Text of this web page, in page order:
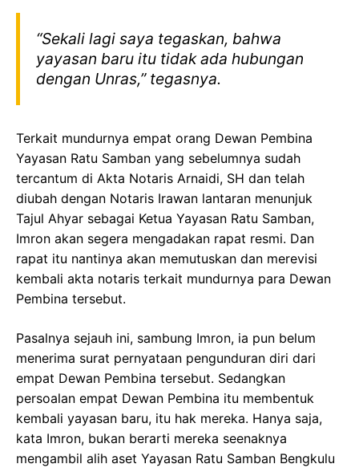
“Sekali lagi saya tegaskan, bahwa
yayasan baru itu tidak ada hubungan
dengan Unras,” tegasnya.
Terkait mundurnya empat orang Dewan Pembina
Yayasan Ratu Samban yang sebelumnya sudah
tercantum di Akta Notaris Arnaidi, SH dan telah
diubah dengan Notaris Irawan lantaran menunjuk
Tajul Ahyar sebagai Ketua Yayasan Ratu Samban,
Imron akan segera mengadakan rapat resmi. Dan
rapat itu nantinya akan memutuskan dan merevisi
kembali akta notaris terkait mundurnya para Dewan
Pembina tersebut.
Pasalnya sejauh ini, sambung Imron, ia pun belum
menerima surat pernyataan pengunduran diri dari
empat Dewan Pembina tersebut. Sedangkan
persoalan empat Dewan Pembina itu membentuk
kembali yayasan baru, itu hak mereka. Hanya saja,
kata Imron, bukan berarti mereka seenaknya
mengambil alih aset Yayasan Ratu Samban Bengkulu